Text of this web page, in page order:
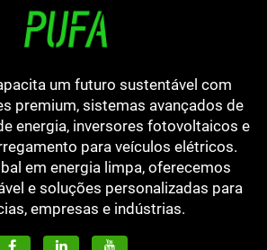
um futuro sustentável com
premium, sistemas avançados de
energia, inversores fotovoltaicos e
para veículos elétricos.
em energia limpa, oferecemos
e soluções personalizadas para
empresas e indústrias.